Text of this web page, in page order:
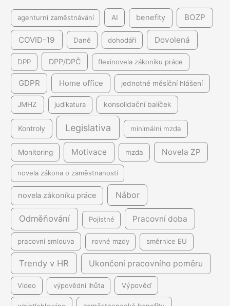
agenturní zaměstnávání AI benefity BOZP
COVID-19 Daně dohodáři Dovolená
DPP DPP/DPČ flexinovela zákoníku práce
GDPR Home office jednotné měsíční hlášení
JMHZ judikatura konsolidační balíček
Kontroly Legislativa minimální mzda
Monitoring Motivace mzda Novela ZP
novela zákona o zaměstnanosti
novela zákoníku práce Nábor
Odměňování Pojistné Pracovní doba
pracovní smlouva rovné mzdy směrnice EU
Trendy v HR Ukončení pracovního poměru
Video výpovědní lhůta Výpověď